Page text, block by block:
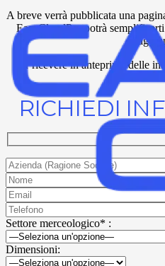
A breve verrà pubblicata una
EasyCloudPro potrà
Per ricevere in anteprima delle
form
RICHIEDI
Settore merceologico* :
Dimensioni: